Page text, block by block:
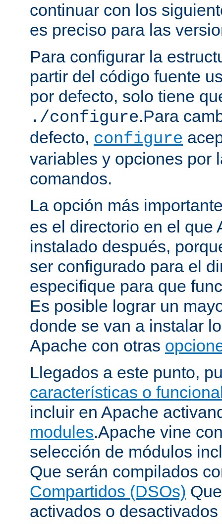
continuar con los
es preciso para las
Para configurar la
partir del código fuente
por defecto, solo tiene
./configure.Para
defecto, configure
variables y opciones por
comandos.
La opción más
es el directorio en el que
instalado después,
ser configurado para el
especifique para que
Es posible lograr un
donde se van a instalar
Apache con otras
Llegados a este punto,
características o
incluir en Apache
modules.Apache vine
selección de módulos
Que serán compilados
Compartidos (DSOs)
activados o